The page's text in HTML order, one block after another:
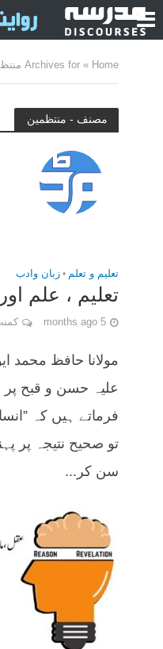
Home
»Archives for منتظمین
مصنف - منتظمین
تعلیم و تعلم • زبان وادب
تعلیم ، علم
5 months ago
مولانا حافظ محمد
علیہ حسن و قبح پر
فرماتے ہیں کہ
تو صحیح نتیجہ پر
سن کر...